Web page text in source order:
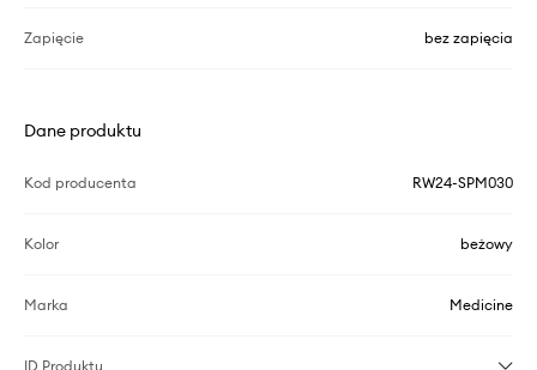
Zapięcie bez zapięcia
Dane produktu
Kod producenta RW24-SPM030
Kolor beżowy
Marka Medicine
ID Produktu